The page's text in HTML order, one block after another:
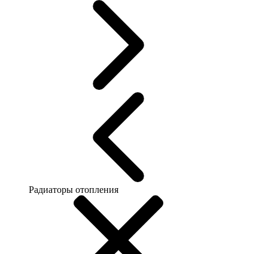
Радиаторы отопления